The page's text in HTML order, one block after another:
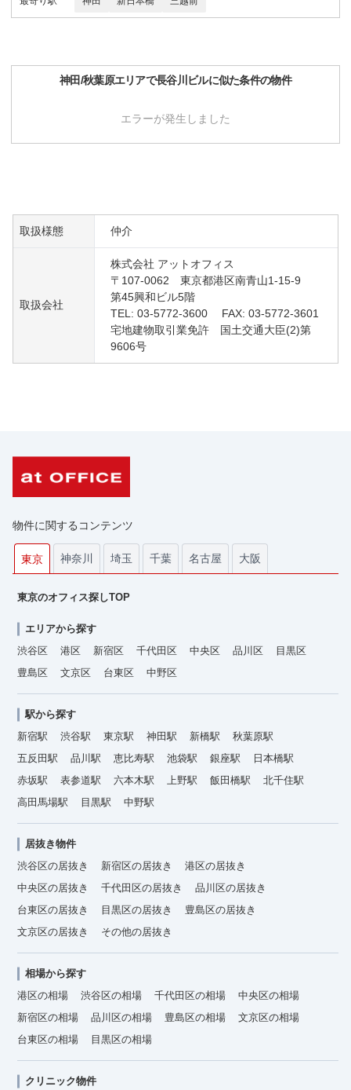
神田/秋葉原エリアで長谷川ビルに似た条件の物件
エラーが発生しました
取扱様態 仲介
取扱会社
株式会社 アットオフィス
〒107-0062 東京都港区南青山1-15-9
第45興和ビル5階
TEL: 03-5772-3600 FAX: 03-5772-3601
宅地建物取引業免許 国土交通大臣(2)第
9606号
物件に関するコンテンツ
東京 神奈川 埼玉 千葉 名古屋 大阪
東京のオフィス探しTOP
エリアから探す
渋谷区
港区 新宿区 千代田区 中央区 品川区
目黒区
豊島区
文京区 台東区 中野区
駅から探す
新宿駅
渋谷駅 東京駅 神田駅 新橋駅
秋葉原駅
五反田駅
品川駅 恵比寿駅 池袋駅 銀座駅
日本橋駅
赤坂駅
表参道駅 六本木駅 上野駅 飯田橋駅
北千住駅
高田馬場駅
目黒駅 中野駅
居抜き物件
渋谷区の居抜き
新宿区の居抜き
港区の居抜き
中央区の居抜き
千代田区の居抜き
品川区の居抜き
台東区の居抜き
目黒区の居抜き
豊島区の居抜き
文京区の居抜き
その他の居抜き
相場から探す
港区の相場
渋谷区の相場 千代田区の相場
中央区の相場
新宿区の相場
品川区の相場 豊島区の相場
文京区の相場
台東区の相場
目黒区の相場
クリニック物件